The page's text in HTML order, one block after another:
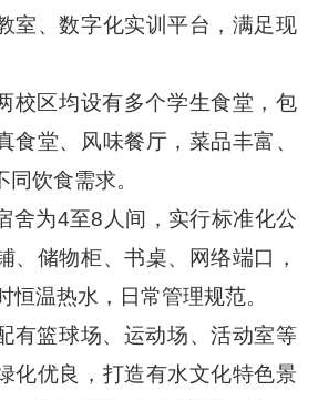
室、数字化实训平台，满足现
校区均设有多个学生食堂，包
食堂、风味餐厅，菜品丰富、
饮食需求。
舍为4至8人间，实行标准化公
、储物柜、书桌、网络端口，
恒温热水，日常管理规范。
有篮球场、运动场、活动室等
化优良，打造有水文化特色景